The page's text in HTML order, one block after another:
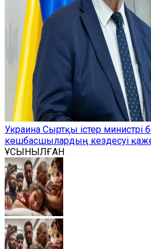
Украина Сыртқы істер министрі
көшбасшылардың кездесуі
ҰСЫНЫЛҒАН